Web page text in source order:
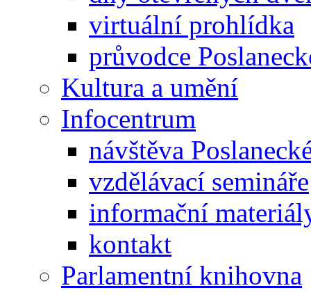
virtuální prohlídka
průvodce
Kultura a umění
Infocentrum
návštěva
vzdělávací semináře
informační
kontakt
Parlamentní knihovna